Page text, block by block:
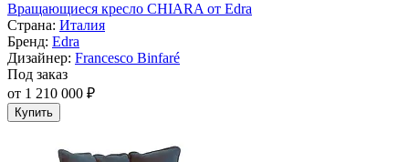
Вращающиеся кресло CHIARA от Edra
Страна: Италия
Бренд: Edra
Дизайнер: Francesco Binfaré
Под заказ
от 1 210 000 ₽
Купить